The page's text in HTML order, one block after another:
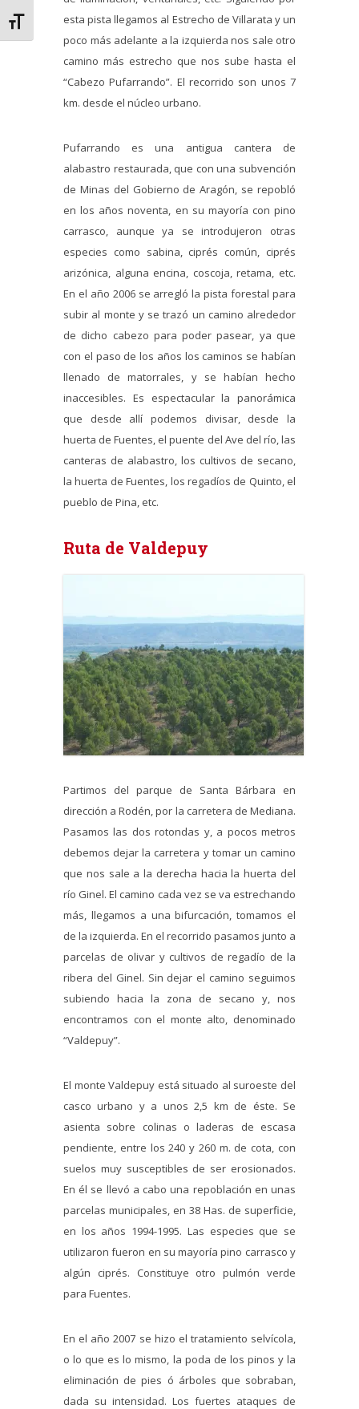
Alternar tamaño de letra
esta pista llegamos al Estrecho de Villarata y un
poco más adelante a la izquierda nos sale otro
camino más estrecho que nos sube hasta el
“Cabezo Pufarrando”. El recorrido son unos 7
km. desde el núcleo urbano.
Pufarrando es una antigua cantera de
alabastro restaurada, que con una subvención
de Minas del Gobierno de Aragón, se repobló
en los años noventa, en su mayoría con pino
carrasco, aunque ya se introdujeron otras
especies como sabina, ciprés común, ciprés
arizónica, alguna encina, coscoja, retama, etc.
En el año 2006 se arregló la pista forestal para
subir al monte y se trazó un camino alrededor
de dicho cabezo para poder pasear, ya que
con el paso de los años los caminos se habían
llenado de matorrales, y se habían hecho
inaccesibles. Es espectacular la panorámica
que desde allí podemos divisar, desde la
huerta de Fuentes, el puente del Ave del río, las
canteras de alabastro, los cultivos de secano,
la huerta de Fuentes, los regadíos de Quinto, el
pueblo de Pina, etc.
Ruta de Valdepuy
Partimos del parque de Santa Bárbara en
dirección a Rodén, por la carretera de Mediana.
Pasamos las dos rotondas y, a pocos metros
debemos dejar la carretera y tomar un camino
que nos sale a la derecha hacia la huerta del
río Ginel. El camino cada vez se va estrechando
más, llegamos a una bifurcación, tomamos el
de la izquierda. En el recorrido pasamos junto a
parcelas de olivar y cultivos de regadío de la
ribera del Ginel. Sin dejar el camino seguimos
subiendo hacia la zona de secano y, nos
encontramos con el monte alto, denominado
“Valdepuy”.
El monte Valdepuy está situado al suroeste del
casco urbano y a unos 2,5 km de éste. Se
asienta sobre colinas o laderas de escasa
pendiente, entre los 240 y 260 m. de cota, con
suelos muy susceptibles de ser erosionados.
En él se llevó a cabo una repoblación en unas
parcelas municipales, en 38 Has. de superficie,
en los años 1994-1995. Las especies que se
utilizaron fueron en su mayoría pino carrasco y
algún ciprés. Constituye otro pulmón verde
para Fuentes.
En el año 2007 se hizo el tratamiento selvícola,
o lo que es lo mismo, la poda de los pinos y la
eliminación de pies ó árboles que sobraban,
dada su intensidad. Los fuertes ataques de